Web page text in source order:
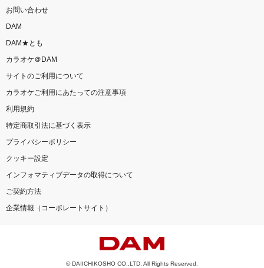
お問い合わせ
DAM
DAM★とも
カラオケ＠DAM
サイトのご利用について
カラオケご利用にあたっての注意事項
利用規約
特定商取引法に基づく表示
プライバシーポリシー
クッキー設定
インフォマティブデータの取得について
ご契約方法
企業情報（コーポレートサイト）
© DAIICHIKOSHO CO.,LTD. All Rights Reserved.